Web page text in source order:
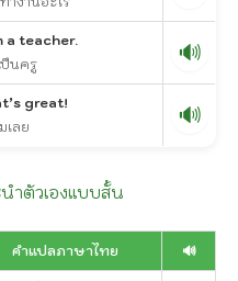
a teacher.
นครู
🔊
great!
เลย
🔊
ำตัวเองแบบสั้น
คำแปลภาษาไทย 🔊